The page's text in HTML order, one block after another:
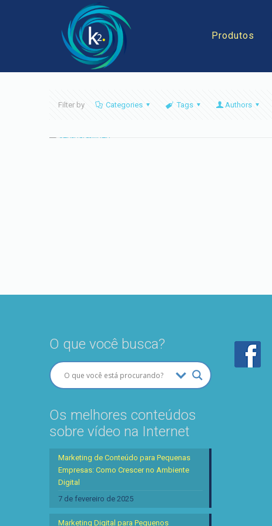
Produtos
Filter by Categories Tags Authors
O que você busca?
Os melhores conteúdos
sobre vídeo na Internet
Marketing de Conteúdo para Pequenas
Empresas: Como Crescer no Ambiente
Digital
7 de fevereiro de 2025
Marketing Digital para Pequenos